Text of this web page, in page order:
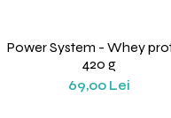
Power System - Whey
420 g
69,00 Lei